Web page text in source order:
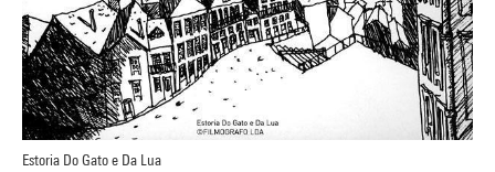
Estoria Do Gato e Da Lua